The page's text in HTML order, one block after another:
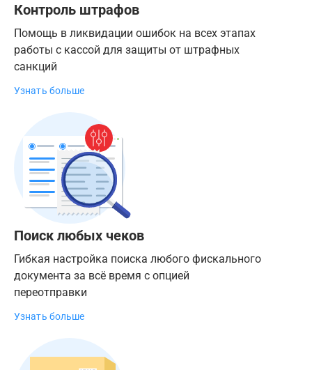
Контроль штрафов
Помощь в ликвидации ошибок на всех этапах
работы с кассой для защиты от штрафных
санкций
Узнать больше
Поиск любых чеков
Гибкая настройка поиска любого фискального
документа за всё время с опцией
переотправки
Узнать больше